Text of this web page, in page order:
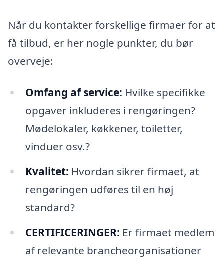
Når du kontakter forskellige firmaer for at
få tilbud, er her nogle punkter, du bør
overveje:
Omfang af service: Hvilke specifikke
opgaver inkluderes i rengøringen?
Mødelokaler, køkkener, toiletter,
vinduer osv.?
Kvalitet: Hvordan sikrer firmaet, at
rengøringen udføres til en høj
standard?
CERTIFICERINGER: Er firmaet medlem
af relevante brancheorganisationer